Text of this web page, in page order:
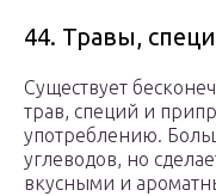
44. Травы,
Существует
трав, специй и
употреблению.
углеводов, но
вкусными и